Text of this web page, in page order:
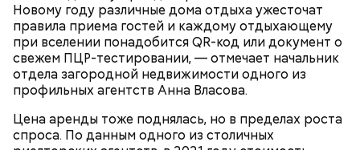
Новому году различные дома отдыха ужесточат
правила приема гостей и каждому отдыхающему
при вселении понадобится QR-код или документ о
свежем ПЦР-тестировании, — отмечает начальник
отдела загородной недвижимости одного из
профильных агентств Анна Власова.
Цена аренды тоже поднялась, но в пределах роста
спроса. По данным одного из столичных
— Бояться шаровых молний не надо, важно
сохранять спокойствие. Обычная молния — это
серьезно, особенно если находитесь в воде, около
отметил ученый.
Макеев ежегодно встречается с коллегами по
ликвидации аварии на Чернобыльской АЭС. По его
словам, «старая дружба не ржавеет». При встречах
ликвидаторы в основном разговаривают о личном,
о том, как дела, что нового произошло за год.
На Николу никому нельзя было грустить —
считалось, что это принесет суровые морозы.
Впрочем, в этот день погода и без того обычно
бывала студеной.